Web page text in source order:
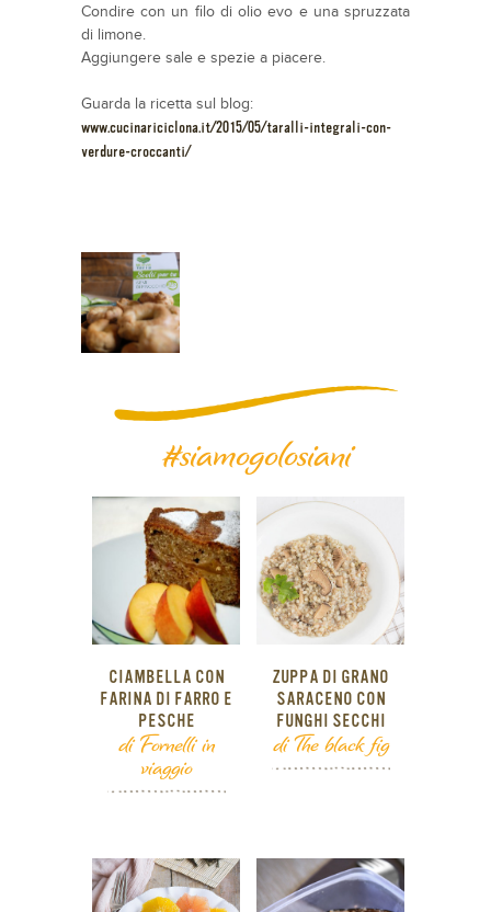
Condire con un filo di olio evo e una spruzzata
di limone.
Aggiungere sale e spezie a piacere.
Guarda la ricetta sul blog:
www.cucinariciclona.it/2015/05/taralli-integrali-con-
verdure-croccanti/
#siamogolosiani
CIAMBELLA CON
FARINA DI FARRO E
PESCHE
di Fornelli in
viaggio
ZUPPA DI GRANO
SARACENO CON
FUNGHI SECCHI
di The black fig